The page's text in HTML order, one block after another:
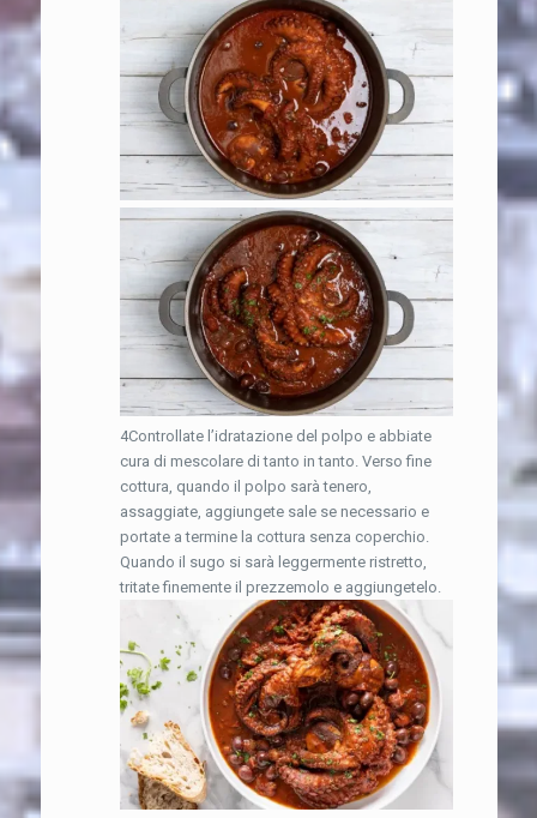
4Controllate l’idratazione del polpo e abbiate
cura di mescolare di tanto in tanto. Verso fine
cottura, quando il polpo sarà tenero,
assaggiate, aggiungete sale se necessario e
portate a termine la cottura senza coperchio.
Quando il sugo si sarà leggermente ristretto,
tritate finemente il prezzemolo e aggiungetelo.